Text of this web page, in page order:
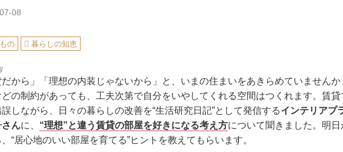
08
の 暮らしの知恵
だから」「理想の内装じゃないから」と、いまの住まいをあきらめていません
の制約があっても、工夫次第で自分をいやしてくれる空間はつくれます。賃
しながら、日々の暮らしの改善を“生活研究日記”として発信するインテリアプ
んに、 “理想”と違う賃貸の部屋を好きになる考え方について聞きました。明日
“居心地のいい部屋を育てる”ヒントを教えてもらいます。